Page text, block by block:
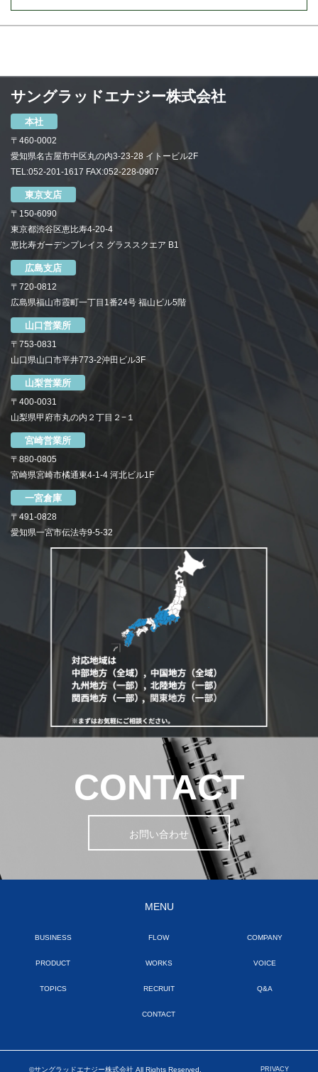
サングラッドエナジー株式会社
本社
〒460-0002
愛知県名古屋市中区丸の内3-23-28 イトービル2F
TEL:052-201-1617 FAX:052-228-0907
東京支店
〒150-6090
東京都渋谷区恵比寿4-20-4
恵比寿ガーデンプレイス グラススクエア B1
広島支店
〒720-0812
広島県福山市霞町一丁目1番24号 福山ビル5階
山口営業所
〒753-0831
山口県山口市平井773-2沖田ビル3F
山梨営業所
〒400-0031
山梨県甲府市丸の内２丁目２−１
宮崎営業所
〒880-0805
宮崎県宮崎市橘通東4-1-4 河北ビル1F
一宮倉庫
〒491-0828
愛知県一宮市伝法寺9-5-32
CONTACT
お問い合わせ
MENU
BUSINESS FLOW COMPANY
PRODUCT WORKS VOICE
TOPICS RECRUIT Q&A
CONTACT
©サングラッドエナジー株式会社 All Rights Reserved. PRIVACY